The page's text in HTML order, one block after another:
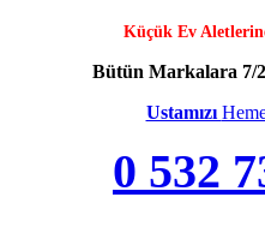
Küçük Ev
Bütün Markalara 7/
Ustamızı
0 532